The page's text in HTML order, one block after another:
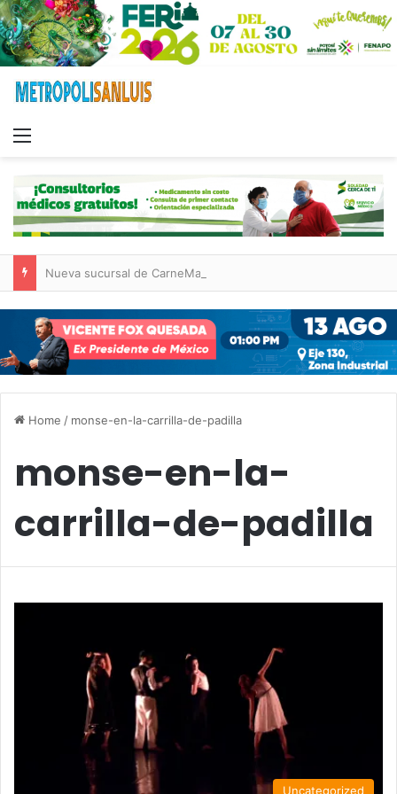
Home / monse-en-la-carrilla-de-padilla
monse-en-la-
carrilla-de-padilla
Uncategorized